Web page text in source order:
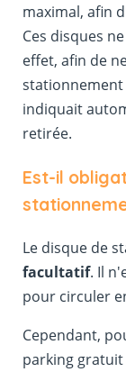
maximal, afin
Ces disques
effet, afin de
stationnement
indiquait
retirée.
Est-il
Le disque de
facultatif. Il
pour circuler
Cependant,
parking